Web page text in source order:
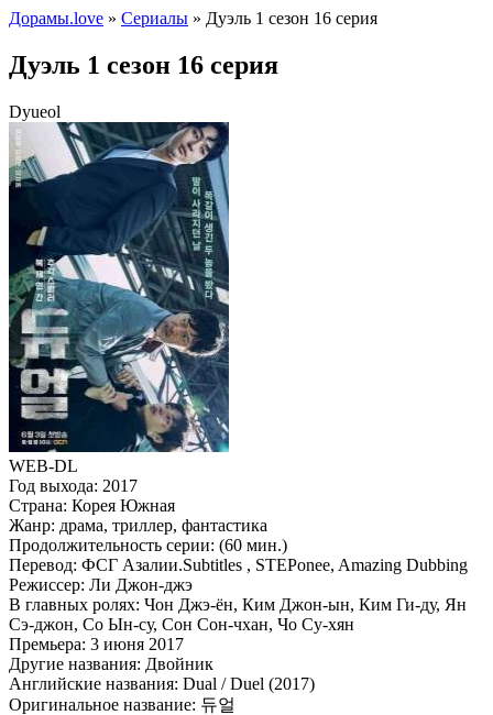
Дорамы.love » Сериалы » Дуэль 1 сезон 16 серия
Дуэль 1 сезон 16 серия
Dyueol
WEB-DL
Год выхода: 2017
Страна: Корея Южная
Жанр: драма, триллер, фантастика
Продолжительность серии: (60 мин.)
Перевод: ФСГ Азалии.Subtitles , STEPonee, Amazing Dubbing
Режиссер: Ли Джон-джэ
В главных ролях: Чон Джэ-ён, Ким Джон-ын, Ким Ги-ду, Ян
Сэ-джон, Со Ын-су, Сон Сон-чхан, Чо Су-хян
Премьера: 3 июня 2017
Другие названия: Двойник
Английские названия: Dual / Duel (2017)
Оригинальное название: 듀얼